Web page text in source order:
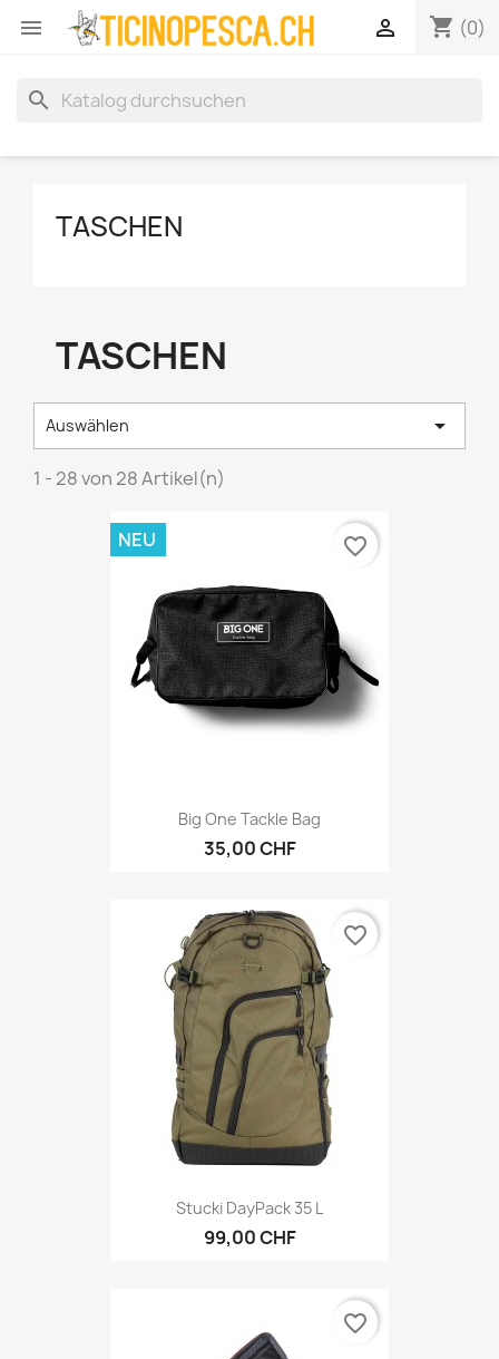
 shopping_cart (0)

search
TASCHEN
TASCHEN
Auswählen 
1 - 28 von 28 Artikel(n)
Big One Tackle Bag
35,00 CHF
NEU favorite_border
Stucki DayPack 35 L
99,00 CHF
favorite_border
favorite_border